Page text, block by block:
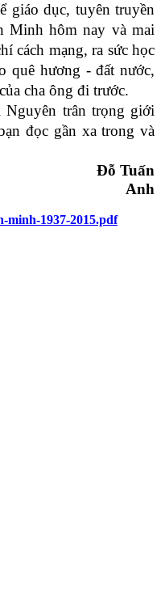
giáo dục, tuyên truyền
Minh hôm nay và mai
cách mạng, ra sức học
quê hương - đất nước,
cha ông đi trước.
trân trọng giới
đọc gần xa trong và
Đỗ Tuấn
Anh
minh-1937-2015.pdf